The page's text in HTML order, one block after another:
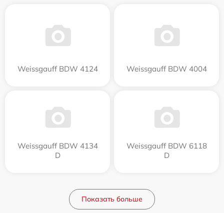
Weissgauff BDW 4124 Weissgauff BDW 4004
Weissgauff BDW 4134
D
Weissgauff BDW 6118
D
Показать больше